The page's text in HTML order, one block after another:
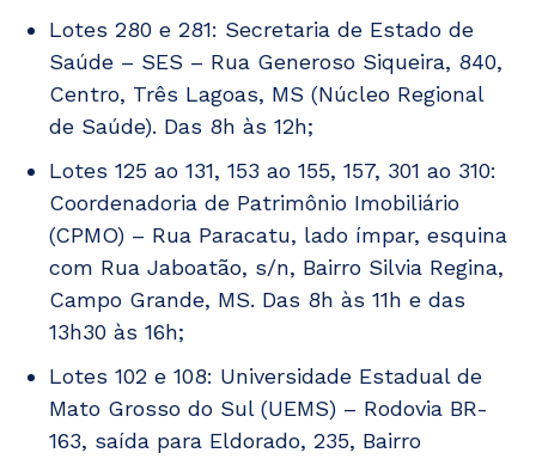
Lotes 280 e 281: Secretaria de Estado de
Saúde – SES – Rua Generoso Siqueira, 840,
Centro, Três Lagoas, MS (Núcleo Regional
de Saúde). Das 8h às 12h;
Lotes 125 ao 131, 153 ao 155, 157, 301 ao 310:
Coordenadoria de Patrimônio Imobiliário
(CPMO) – Rua Paracatu, lado ímpar, esquina
com Rua Jaboatão, s/n, Bairro Silvia Regina,
Campo Grande, MS. Das 8h às 11h e das
13h30 às 16h;
Lotes 102 e 108: Universidade Estadual de
Mato Grosso do Sul (UEMS) – Rodovia BR-
163, saída para Eldorado, 235, Bairro